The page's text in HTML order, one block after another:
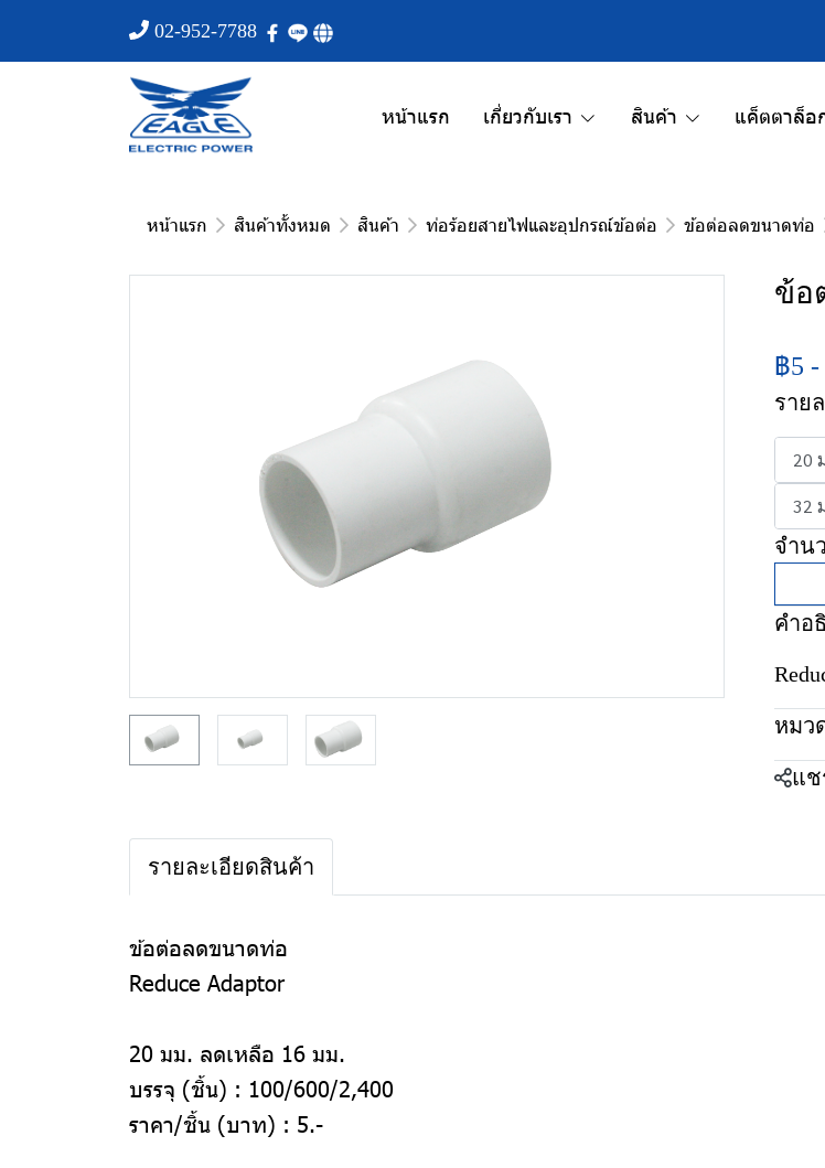
02-952-7788
หน้าแรก เกี่ยวกับเรา สินค้า แค็ตตาล็อ
หน้าแรก สินค้าทั้งหมด สินค้า ท่อร้อยสายไฟและอุปกรณ์ข้อต่อ ข้อต่อลดขนาดท่อ
ข้อ
฿5 -
ราย
20
32
จำน
คำอ
หมว
แช
รายละเอียดสินค้า
ข้อต่อลดขนาดท่อ
Reduce Adaptor
20 มม. ลดเหลือ 16 มม.
บรรจุ (ชิ้น) : 100/600/2,400
ราคา/ชิ้น (บาท) : 5.-